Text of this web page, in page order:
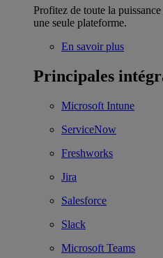
Profitez de toute la
une seule plateforme.
En savoir plus
Principales
Microsoft Intune
ServiceNow
Freshworks
Jira
Salesforce
Slack
Microsoft Teams